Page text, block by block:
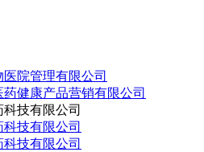
院管理有限公司
健康产品营销有限公司
技有限公司
技有限公司
技有限公司